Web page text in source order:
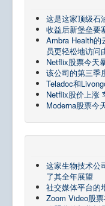
这是这家顶级石
收益后新堡垒要
Ambra Health的
员更轻松地访问
Netflix股票今天
该公司的第三季
Teladoc和
Netflix股价上涨
Moderna股票今
这家生物技术公
了其全年展望
社交媒体平台的
Zoom Video股